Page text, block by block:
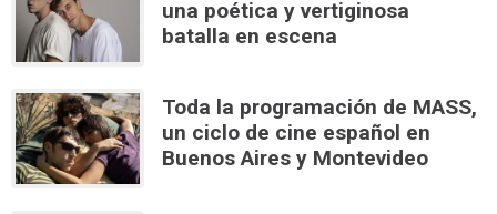
una poética y vertiginosa
batalla en escena
Toda la programación de MASS,
un ciclo de cine español en
Buenos Aires y Montevideo